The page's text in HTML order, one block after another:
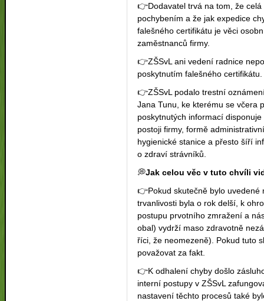
👉Dodavatel trvá na tom, že
pochybením a že jak expedice
falešného certifikátu je věci
zaměstnanců firmy.
👉ZŠSvL ani vedení radnice
poskytnutím falešného certifikátu.
👉ZŠSvL podalo trestní
Jana Tunu, ke kterému se včera
poskytnutých informací
postoji firmy, formě
hygienické stanice a přesto šíří
o zdraví strávníků.
💭Jak celou věc v tuto chvíli
👉Pokud skutečně bylo
trvanlivosti byla o rok delší, k
postupu prvotního zmražení a
obal) vydrží maso zdravotně
říci, že neomezeně). Pokud tuto
považovat za fakt.
👉K odhalení chyby došlo
interní postupy v ZŠSvL
nastavení těchto procesů také